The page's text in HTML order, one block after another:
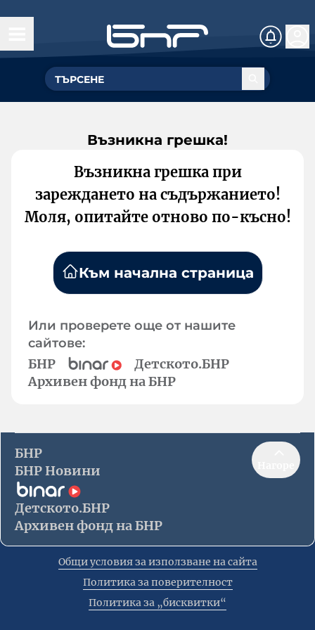
Възникна грешка!
Възникна грешка при
зареждането на съдържанието!
Моля, опитайте отново по-късно!
Към начална страница
Или проверете още от нашите
сайтове:
БНР
Детското.БНР
Архивен фонд на БНР
БНР
БНР Новини
Детското.БНР
Архивен фонд на БНР
Общи условия за използване на сайта
Политика за поверителност
Политика за „бисквитки“